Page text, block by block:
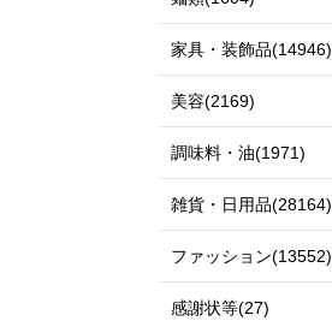
家具・装飾品(14946)
美容(2169)
調味料・油(1971)
雑貨・日用品(28164)
ファッション(13552)
感謝状等(27)